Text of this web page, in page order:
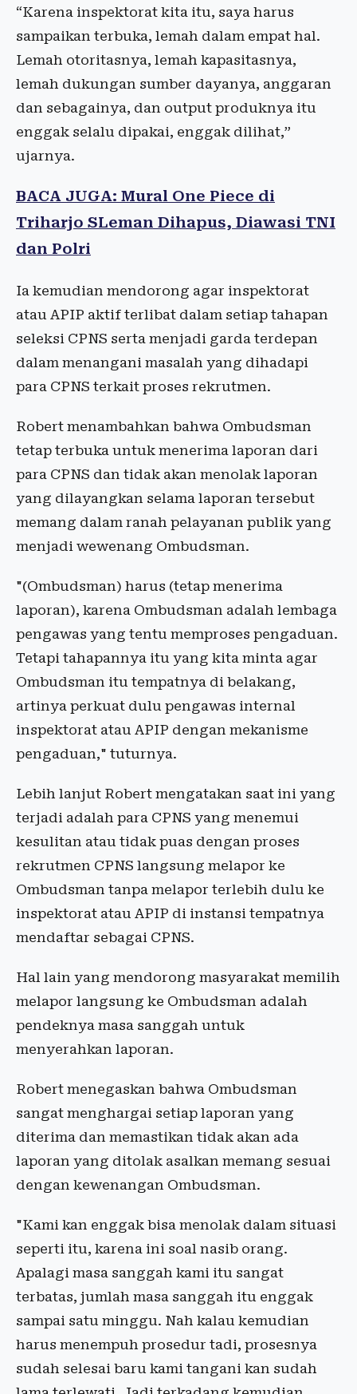
“Karena inspektorat kita itu, saya harus
sampaikan terbuka, lemah dalam empat hal.
Lemah otoritasnya, lemah kapasitasnya,
lemah dukungan sumber dayanya, anggaran
dan sebagainya, dan output produknya itu
enggak selalu dipakai, enggak dilihat,”
ujarnya.
BACA JUGA: Mural One Piece di
Triharjo SLeman Dihapus, Diawasi TNI
dan Polri
Ia kemudian mendorong agar inspektorat
atau APIP aktif terlibat dalam setiap tahapan
seleksi CPNS serta menjadi garda terdepan
dalam menangani masalah yang dihadapi
para CPNS terkait proses rekrutmen.
Robert menambahkan bahwa Ombudsman
tetap terbuka untuk menerima laporan dari
para CPNS dan tidak akan menolak laporan
yang dilayangkan selama laporan tersebut
memang dalam ranah pelayanan publik yang
menjadi wewenang Ombudsman.
"(Ombudsman) harus (tetap menerima
laporan), karena Ombudsman adalah lembaga
pengawas yang tentu memproses pengaduan.
Tetapi tahapannya itu yang kita minta agar
Ombudsman itu tempatnya di belakang,
artinya perkuat dulu pengawas internal
inspektorat atau APIP dengan mekanisme
pengaduan," tuturnya.
Lebih lanjut Robert mengatakan saat ini yang
terjadi adalah para CPNS yang menemui
kesulitan atau tidak puas dengan proses
rekrutmen CPNS langsung melapor ke
Ombudsman tanpa melapor terlebih dulu ke
inspektorat atau APIP di instansi tempatnya
mendaftar sebagai CPNS.
Hal lain yang mendorong masyarakat memilih
melapor langsung ke Ombudsman adalah
pendeknya masa sanggah untuk
menyerahkan laporan.
Robert menegaskan bahwa Ombudsman
sangat menghargai setiap laporan yang
diterima dan memastikan tidak akan ada
laporan yang ditolak asalkan memang sesuai
dengan kewenangan Ombudsman.
"Kami kan enggak bisa menolak dalam situasi
seperti itu, karena ini soal nasib orang.
Apalagi masa sanggah kami itu sangat
terbatas, jumlah masa sanggah itu enggak
sampai satu minggu. Nah kalau kemudian
harus menempuh prosedur tadi, prosesnya
sudah selesai baru kami tangani kan sudah